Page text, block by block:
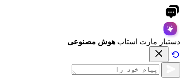
دستیار مارت استاپ هوش مصنوعی